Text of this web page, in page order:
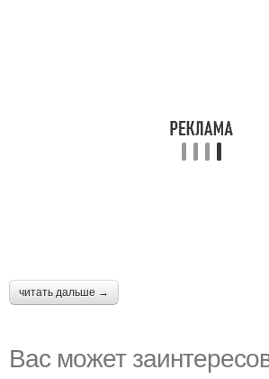
читать дальше →
Вас может